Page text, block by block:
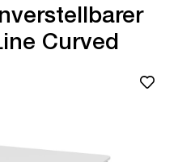
Curved